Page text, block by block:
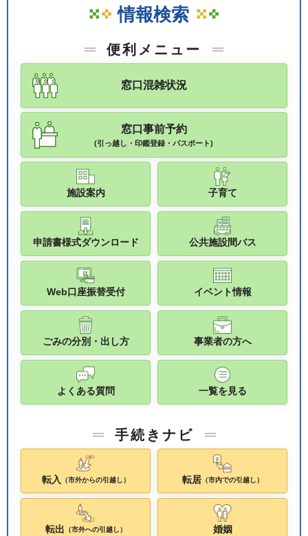
情報検索
便利メニュー
窓口混雑状況
窓口事前予約
(引っ越し・印鑑登録・パスポート)
施設案内 子育て
申請書様式ダウンロード 公共施設間バス
Web口座振替受付 イベント情報
ごみの分別・出し方 事業者の方へ
よくある質問 一覧を見る
手続きナビ
転入 （市外からの引越し） 転居（市内での引越し）
転出 （市外への引越し） 婚姻